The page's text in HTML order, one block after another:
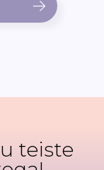
teiste